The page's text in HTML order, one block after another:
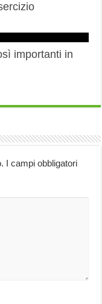
importanti in
I campi obbligatori